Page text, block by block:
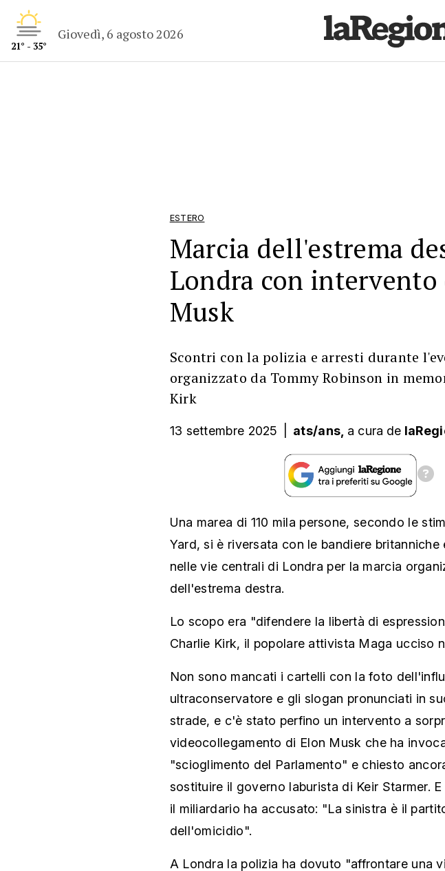
21° - 35°
Giovedì, 6 agosto 2026
ESTERO
Marcia dell'estrema
Londra con
Musk
Scontri con la polizia e arresti durante
organizzato da Tommy Robinson in
Kirk
13 settembre 2025 ats/ans, a cura de
Una marea di 110 mila persone, secondo le
Yard, si è riversata con le bandiere britanniche
nelle vie centrali di Londra per la marcia
dell'estrema destra.
Lo scopo era "difendere la libertà di
Charlie Kirk, il popolare attivista Maga ucciso
Non sono mancati i cartelli con la foto
ultraconservatore e gli slogan pronunciati in
strade, e c'è stato perfino un intervento a
videocollegamento di Elon Musk che ha
"scioglimento del Parlamento" e chiesto
sostituire il governo laburista di Keir Starmer.
il miliardario ha accusato: "La sinistra è il
dell'omicidio".
A Londra la polizia ha dovuto "affrontare una